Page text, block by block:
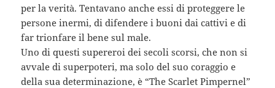
per la verità. Tentavano anche essi di proteggere le
persone inermi, di difendere i buoni dai cattivi e di
far trionfare il bene sul male.
Uno di questi supereroi dei secoli scorsi, che non si
avvale di superpoteri, ma solo del suo coraggio e
della sua determinazione, è “The Scarlet Pimpernel”